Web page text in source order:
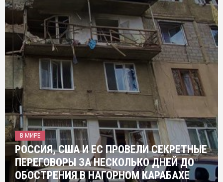
В МИРЕ
РОССИЯ, США И ЕС ПРОВЕЛИ СЕКРЕТНЫЕ
ПЕРЕГОВОРЫ ЗА НЕСКОЛЬКО ДНЕЙ ДО
ОБОСТРЕНИЯ В НАГОРНОМ КАРАБАХЕ